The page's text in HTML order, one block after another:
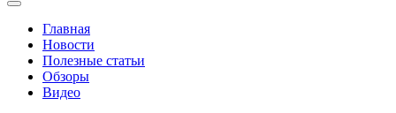
Главная
Новости
Полезные статьи
Обзоры
Видео